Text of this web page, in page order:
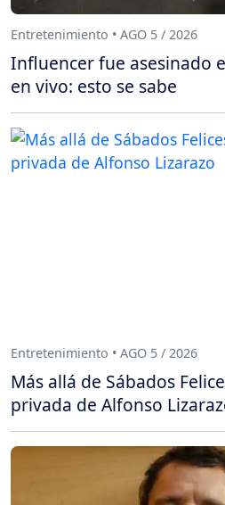
Entretenimiento • AGO 5 / 2026
Influencer fue asesinado
en vivo: esto se sabe
Entretenimiento • AGO 5 / 2026
Más allá de Sábados
privada de Alfonso